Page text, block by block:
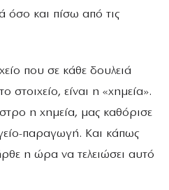
όσο και πίσω από τις
που σε κάθε δουλειά
στοιχείο, είναι η «χημεία».
η χημεία, μας καθόρισε
παραγωγή. Και κάπως
η ώρα να τελειώσει αυτό